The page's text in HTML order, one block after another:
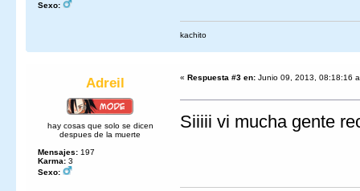
Sexo:
kachito
Adreil
hay cosas que solo se dicen
despues de la muerte
Mensajes: 197
Karma: 3
Sexo:
« Respuesta #3 en: Junio 09, 2013, 08:18:16
Siiiii vi mucha gente